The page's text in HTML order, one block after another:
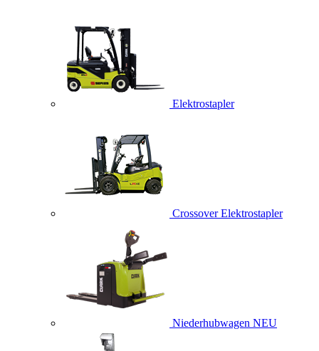
Elektrostapler
Crossover Elektrostapler
Niederhubwagen NEU